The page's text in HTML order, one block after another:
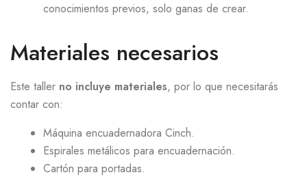
conocimientos previos, solo ganas de crear.
Materiales necesarios
Este taller no incluye materiales, por lo que necesitarás
contar con:
Máquina encuadernadora Cinch.
Espirales metálicos para encuadernación.
Cartón para portadas.